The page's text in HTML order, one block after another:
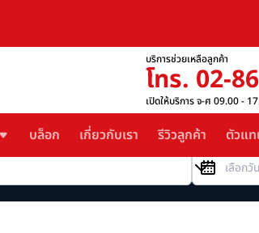
บริการช่วยเหลือลูกค้า
โทร. 02-
เปิดให้บริการ จ-ศ 09.00 -
บล็อก เกี่ยวกับเรา รีวิวลูกค้า ตัวแ
วันที่เดินทาง